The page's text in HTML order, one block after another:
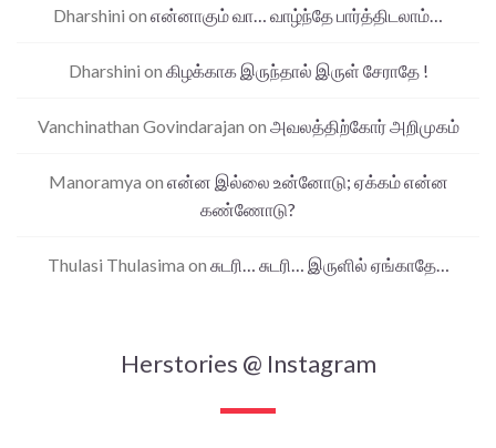
Dharshini on என்னாகும் வா… வாழ்ந்தே பார்த்திடலாம்…
Dharshini on கிழக்காக இருந்தால் இருள் சேராதே !
Vanchinathan Govindarajan on அவலத்திற்கோர் அறிமுகம்
Manoramya on என்ன இல்லை உன்னோடு; ஏக்கம் என்ன
கண்ணோடு?
Thulasi Thulasima on சுடரி… சுடரி… இருளில் ஏங்காதே…
Herstories @ Instagram